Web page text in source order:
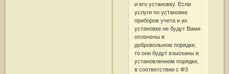
и его установку. Если
услуги по установке
приборов учета и их
установке не будут Вами
оплачены в
добровольном порядке,
то они будут взысканы в
установленном порядке,
в соответствии с ФЗ